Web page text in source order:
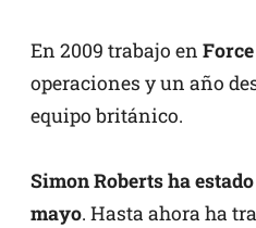
En 2009 trabajo en
operaciones y un año
equipo británico.
Simon Roberts ha
mayo. Hasta ahora ha